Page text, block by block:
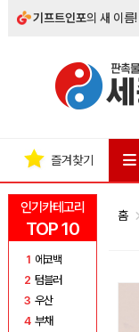
기프트인포의 새 이름!
인기카테고리
TOP 10
1 에코백
2 텀블러
3 우산
4 부채
즐겨찾기
홈